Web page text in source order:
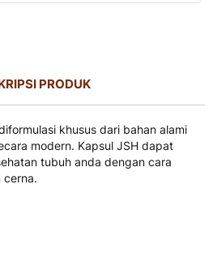
PRODUK
khusus dari bahan alami
modern. Kapsul JSH dapat
tubuh anda dengan cara
cerna.